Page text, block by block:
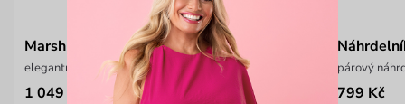
Marsh Metal Black
elegantní dámské hodinky
1 049 Kč 1 499 Kč
párový
799 Kč